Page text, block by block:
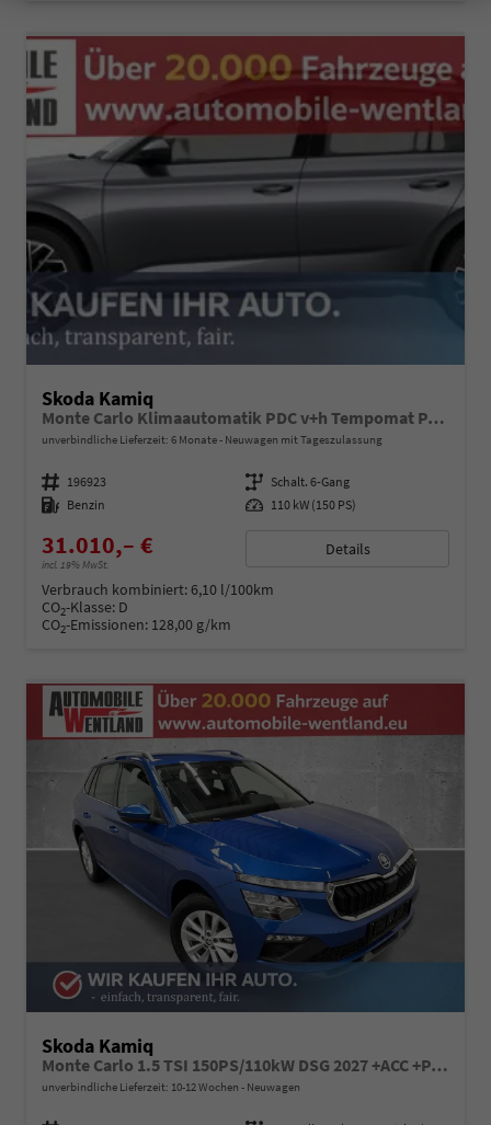
Skoda Kamiq
Monte Carlo Klimaautomatik PDC v+h Tempomat Panoramadach
unverbindliche Lieferzeit: 6 Monate Neuwagen mit Tageszulassung
Fahrzeugnummer 196923 Getriebe Schalt. 6-Gang
Kraftstoff Benzin Leistung 110 kW (150 PS)
31.010,– €
incl. 19% MwSt.
Details
Verbrauch kombiniert:6,10 l/100km
CO2-Klasse: D
CO2-Emissionen: 128,00 g/km
Skoda Kamiq
Monte Carlo 1.5 TSI 150PS/110kW DSG 2027 +ACC +PANO +MATRIX +17" ALU
unverbindliche Lieferzeit: 10-12 Wochen Neuwagen